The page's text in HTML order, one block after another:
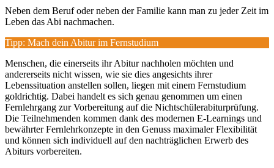
Neben dem Beruf oder neben der Familie kann man zu jeder Zeit im
Leben das Abi nachmachen.
Tipp: Mach dein Abitur im Fernstudium
Menschen, die einerseits ihr Abitur nachholen möchten und
andererseits nicht wissen, wie sie dies angesichts ihrer
Lebenssituation anstellen sollen, liegen mit einem Fernstudium
goldrichtig. Dabei handelt es sich genau genommen um einen
Fernlehrgang zur Vorbereitung auf die Nichtschülerabiturprüfung.
Die Teilnehmenden kommen dank des modernen E-Learnings und
bewährter Fernlehrkonzepte in den Genuss maximaler Flexibilität
und können sich individuell auf den nachträglichen Erwerb des
Abiturs vorbereiten.